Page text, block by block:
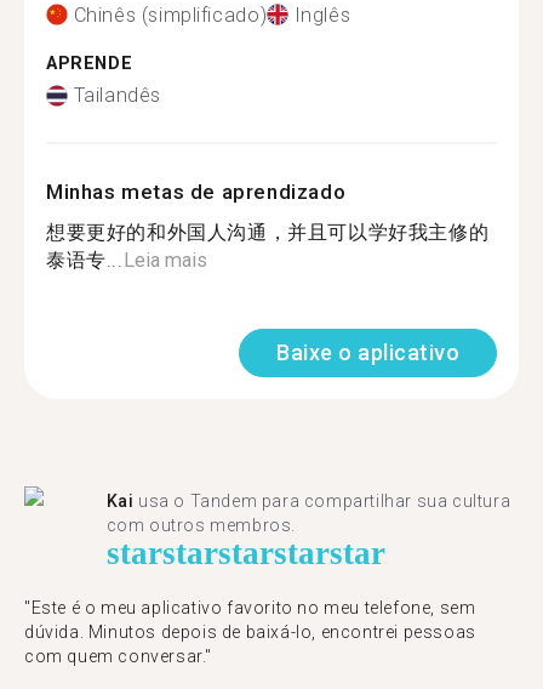
Chinês (simplificado) Inglês
APRENDE
Tailandês
Minhas metas de aprendizado
想要更好的和外国人沟通，并且可以学好我主修的
泰语专...Leia mais
Baixe o aplicativo
Kai usa o Tandem para compartilhar sua cultura
com outros membros.
starstarstarstarstar
"Este é o meu aplicativo favorito no meu telefone, sem
dúvida. Minutos depois de baixá-lo, encontrei pessoas
com quem conversar."